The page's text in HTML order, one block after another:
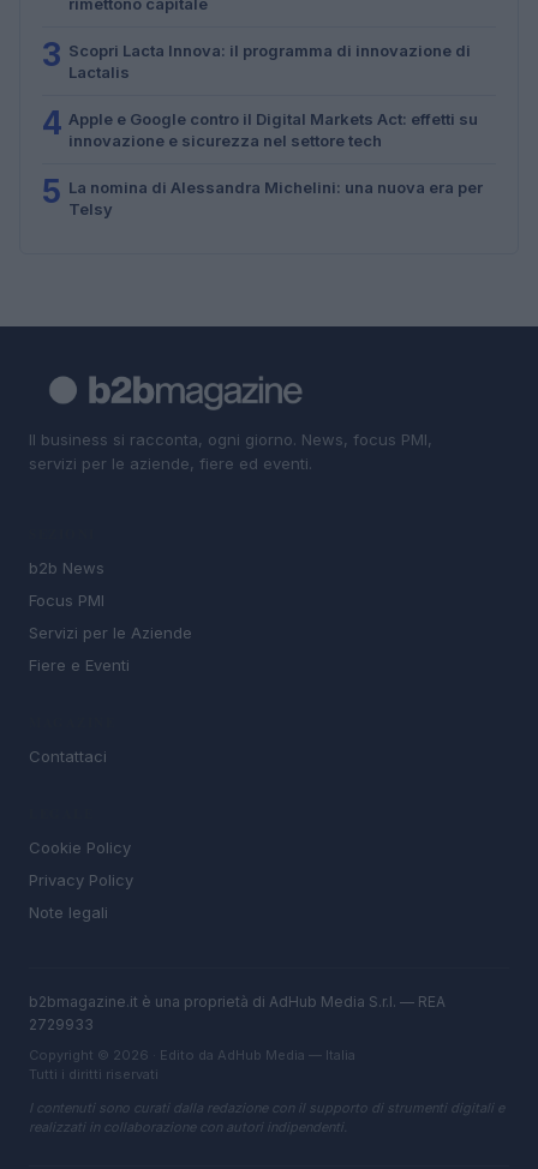
3 Scopri Lacta Innova: il programma di innovazione di
Lactalis
4 Apple e Google contro il Digital Markets Act: effetti su
innovazione e sicurezza nel settore tech
5 La nomina di Alessandra Michelini: una nuova era per
Telsy
Il business si racconta, ogni giorno. News, focus PMI,
servizi per le aziende, fiere ed eventi.
b2b News
Focus PMI
Servizi per le Aziende
Fiere e Eventi
Contattaci
Cookie Policy
Privacy Policy
Note legali
b2bmagazine.it è una proprietà di AdHub Media S.r.l. — REA
2729933
Copyright © 2026 · Edito da AdHub Media — Italia
Tutti i diritti riservati
I contenuti sono curati dalla redazione con il supporto di strumenti digitali e
realizzati in collaborazione con autori indipendenti.